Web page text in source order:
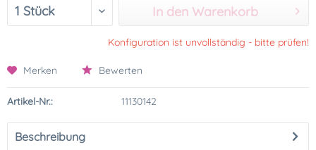
In den Warenkorb
Konfiguration ist unvollständig - bitte prüfen!
Merken Bewerten
Artikel-Nr.: 11130142
Beschreibung